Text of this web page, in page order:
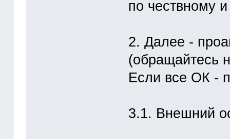
по чествному
2. Далее -
(обращайтесь
Если все ОК -
3.1. Внешний